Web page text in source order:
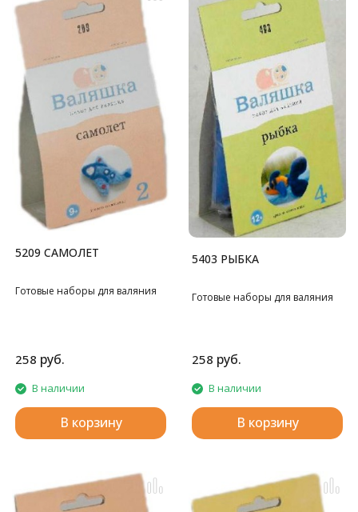
5209 САМОЛЕТ
Готовые наборы для валяния
258 руб.
В наличии
В корзину
5403 РЫБКА
Готовые наборы для валяния
258 руб.
В наличии
В корзину